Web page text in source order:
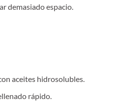
demasiado espacio.
aceites hidrosolubles.
rápido.